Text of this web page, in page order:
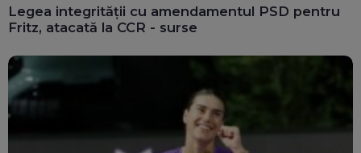
Legea integrității cu amendamentul PSD pentru
Fritz, atacată la CCR - surse